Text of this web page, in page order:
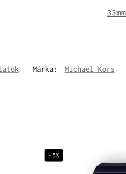
33mm
Márka: Michael Kors
-5%